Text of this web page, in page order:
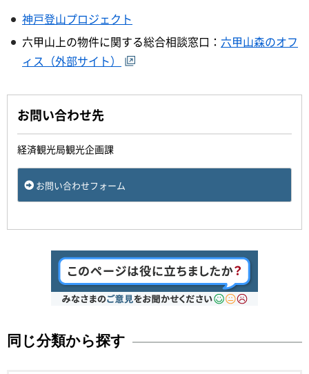
神戸登山プロジェクト
六甲山上の物件に関する総合相談窓口： 六甲山森のオフ
ィス（外部サイト）
お問い合わせ先
経済観光局観光企画課
お問い合わせフォーム
同じ分類から探す